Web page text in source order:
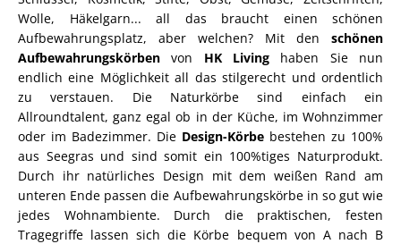
Wolle, Häkelgarn... all das braucht einen schönen
Aufbewahrungsplatz, aber welchen? Mit den schönen
Aufbewahrungskörben von HK Living haben Sie nun
endlich eine Möglichkeit all das stilgerecht und ordentlich
zu verstauen. Die Naturkörbe sind einfach ein
Allroundtalent, ganz egal ob in der Küche, im Wohnzimmer
oder im Badezimmer. Die Design-Körbe bestehen zu 100%
aus Seegras und sind somit ein 100%tiges Naturprodukt.
Durch ihr natürliches Design mit dem weißen Rand am
unteren Ende passen die Aufbewahrungskörbe in so gut wie
jedes Wohnambiente. Durch die praktischen, festen
Tragegriffe lassen sich die Körbe bequem von A nach B